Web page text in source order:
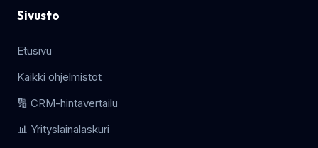
Sivusto
Etusivu
Kaikki ohjelmistot
🔢 CRM-hintavertailu
📊 Yrityslainalaskuri